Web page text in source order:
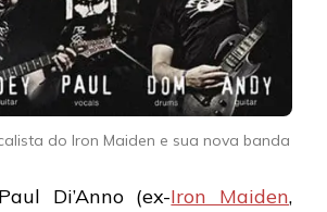
do Iron Maiden e sua nova banda
Di’Anno (ex-Iron Maiden,